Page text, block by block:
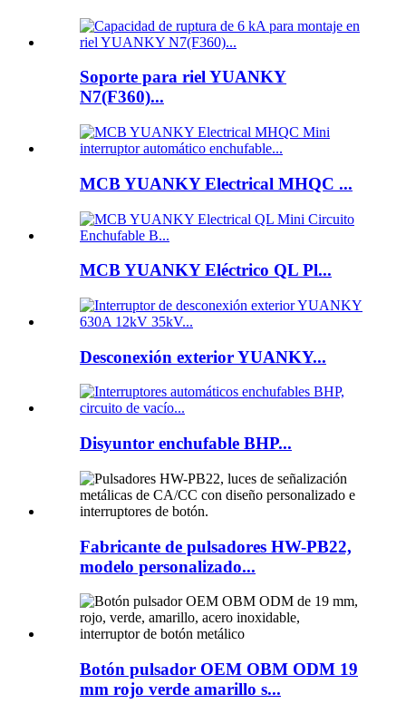
Soporte para riel YUANKY
N7(F360)...
MCB YUANKY Electrical MHQC ...
MCB YUANKY Eléctrico QL Pl...
Desconexión exterior YUANKY...
Disyuntor enchufable BHP...
Fabricante de pulsadores HW-PB22,
modelo personalizado...
Botón pulsador OEM OBM ODM 19
mm rojo verde amarillo s...